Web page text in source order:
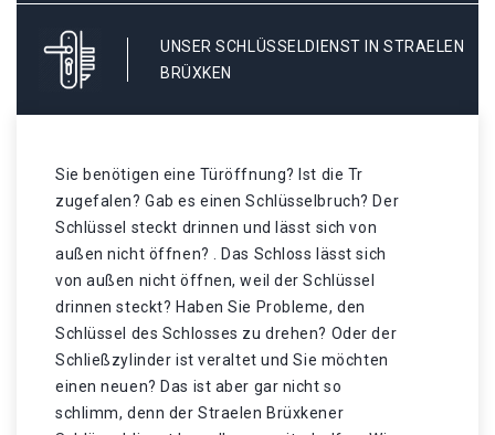
UNSER SCHLÜSSELDIENST IN STRAELEN
BRÜXKEN
Sie benötigen eine Türöffnung? Ist die Tr
zugefalen? Gab es einen Schlüsselbruch? Der
Schlüssel steckt drinnen und lässt sich von
außen nicht öffnen? . Das Schloss lässt sich
von außen nicht öffnen, weil der Schlüssel
drinnen steckt? Haben Sie Probleme, den
Schlüssel des Schlosses zu drehen? Oder der
Schließzylinder ist veraltet und Sie möchten
einen neuen? Das ist aber gar nicht so
schlimm, denn der Straelen Brüxkener